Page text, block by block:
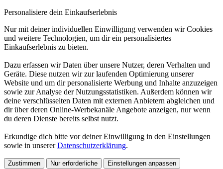
Personalisiere dein Einkaufserlebnis
Nur mit deiner individuellen Einwilligung verwenden wir Cookies
und weitere Technologien, um dir ein personalisiertes
Einkaufserlebnis zu bieten.
Dazu erfassen wir Daten über unsere Nutzer, deren Verhalten und
Geräte. Diese nutzen wir zur laufenden Optimierung unserer
Website und um dir personalisierte Werbung und Inhalte anzuzeigen
sowie zur Analyse der Nutzungsstatistiken. Außerdem können wir
deine verschlüsselten Daten mit externen Anbietern abgleichen und
dir über deren Online-Werbekanäle Angebote anzeigen, nur wenn
du deren Dienste bereits selbst nutzt.
Erkundige dich bitte vor deiner Einwilligung in den Einstellungen
sowie in unsererDatenschutzerklärung.
Zustimmen Nur erforderliche Einstellungen anpassen